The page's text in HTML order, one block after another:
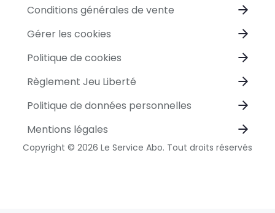
Conditions générales de vente
Gérer les cookies
Politique de cookies
Règlement Jeu Liberté
Politique de données personnelles
Mentions légales
Copyright © 2026 Le Service Abo. Tout droits réservés